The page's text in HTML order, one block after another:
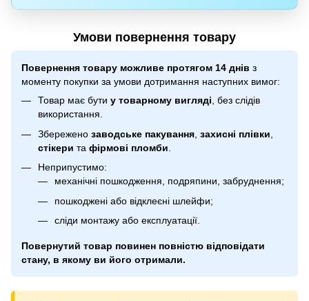
Умови повернення товару
Повернення товару можливе протягом 14 днів з
моменту покупки за умови дотримання наступних вимог:
Товар має бути у товарному вигляді, без слідів
використання.
Збережено заводське пакування захисні плівки
стікери та фірмові пломби
Неприпустимо:
механічні пошкодження, подряпини, забруднення;
пошкоджені або відклеєні шлейфи;
сліди монтажу або експлуатації.
Повернутий товар повинен повністю відповідати
стану, в якому ви його отримали.